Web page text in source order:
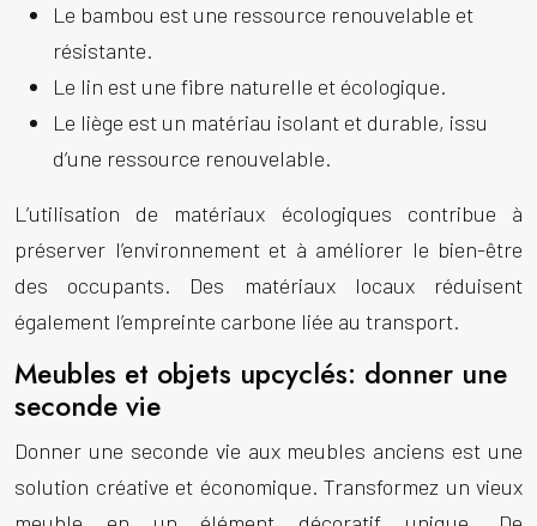
Le bambou est une ressource renouvelable et
résistante.
Le lin est une fibre naturelle et écologique.
Le liège est un matériau isolant et durable, issu
d’une ressource renouvelable.
L’utilisation de matériaux écologiques contribue à
préserver l’environnement et à améliorer le bien-être
des occupants. Des matériaux locaux réduisent
également l’empreinte carbone liée au transport.
Meubles et objets upcyclés: donner une
seconde vie
Donner une seconde vie aux meubles anciens est une
solution créative et économique. Transformez un vieux